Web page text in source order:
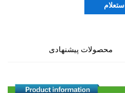
استعلام
محصولات پیشنهادی